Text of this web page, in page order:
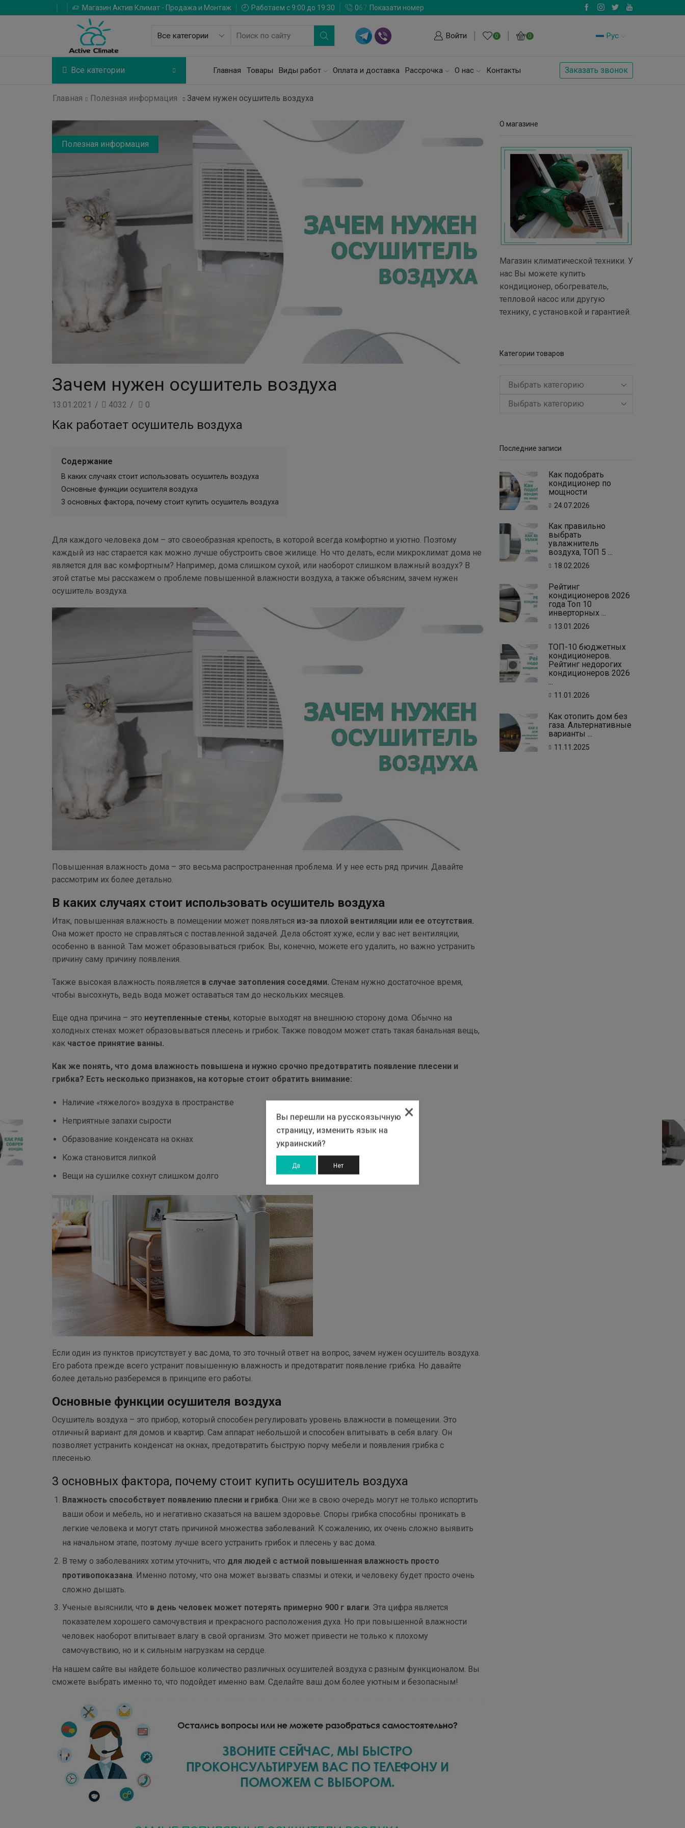
Магазин Актив Климат - Продажа и Монтаж Работаем с 9:00 до 19:30 067 Показати номер
Войти 0 0 Рус
Все категории Главная Товары Виды работ Оплата и доставка Рассрочка О нас Контакты Заказать звонок
Главная Полезная информация Зачем нужен осушитель воздуха
Полезная информация
Зачем нужен осушитель воздуха
13.01.2021 / 4032 / 0
Как работает осушитель воздуха
Содержание
В каких случаях стоит использовать осушитель воздуха
Основные функции осушителя воздуха
3 основных фактора, почему стоит купить осушитель воздуха
Для каждого человека дом – это своеобразная крепость, в которой всегда комфортно и уютно. Поэтому
каждый из нас старается как можно лучше обустроить свое жилище. Но что делать, если микроклимат дома не
является для вас комфортным? Например, дома слишком сухой, или наоборот слишком влажный воздух? В
этой статье мы расскажем о проблеме повышенной влажности воздуха, а также объясним, зачем нужен
осушитель воздуха.
Повышенная влажность дома – это весьма распространенная проблема. И у нее есть ряд причин. Давайте
рассмотрим их более детально.
В каких случаях стоит использовать осушитель воздуха
Итак, повышенная влажность в помещении может появляться из-за плохой вентиляции или ее отсутствия.
Она может просто не справляться с поставленной задачей. Дела обстоят хуже, если у вас нет вентиляции,
особенно в ванной. Там может образовываться грибок. Вы, конечно, можете его удалить, но важно устранить
причину саму причину появления.
Также высокая влажность появляется в случае затопления соседями. Стенам нужно достаточное время,
чтобы высохнуть, ведь вода может оставаться там до нескольких месяцев.
Еще одна причина – это неутепленные стены, которые выходят на внешнюю сторону дома. Обычно на
холодных стенах может образовываться плесень и грибок. Также поводом может стать такая банальная вещь,
как частое принятие ванны.
Как же понять, что дома влажность повышена и нужно срочно предотвратить появление плесени и
грибка? Есть несколько признаков, на которые стоит обратить внимание:
Наличие «тяжелого» воздуха в пространстве
Неприятные запахи сырости
Образование конденсата на окнах
Кожа становится липкой
Вещи на сушилке сохнут слишком долго
Если один из пунктов присутствует у вас дома, то это точный ответ на вопрос, зачем нужен осушитель воздуха.
Его работа прежде всего устранит повышенную влажность и предотвратит появление грибка. Но давайте
более детально разберемся в принципе его работы.
Основные функции осушителя воздуха
Осушитель воздуха – это прибор, который способен регулировать уровень влажности в помещении. Это
отличный вариант для домов и квартир. Сам аппарат небольшой и способен впитывать в себя влагу. Он
позволяет устранить конденсат на окнах, предотвратить быструю порчу мебели и появления грибка с
плесенью.
3 основных фактора, почему стоит купить осушитель воздуха
Влажность способствует появлению плесни и грибка . Они же в свою очередь могут не только испортить
ваши обои и мебель, но и негативно сказаться на вашем здоровье. Споры грибка способны проникать в
легкие человека и могут стать причиной множества заболеваний. К сожалению, их очень сложно выявить
на начальном этапе, поэтому лучше всего устранить грибок и плесень у вас дома.
В тему о заболеваниях хотим уточнить, что для людей с астмой повышенная влажность просто
противопоказана . Именно потому, что она может вызвать спазмы и отеки, и человеку будет просто очень
сложно дышать.
Ученые выяснили, что в день человек может потерять примерно 900 г влаги. Эта цифра является
показателем хорошего самочувствия и прекрасного расположения духа. Но при повышенной влажности
человек наоборот впитывает влагу в свой организм. Это может привести не только к плохому
самочувствию, но и к сильным нагрузкам на сердце.
На нашем сайте вы найдете большое количество различных осушителей воздуха с разным функционалом. Вы
сможете выбрать именно то, что подойдет именно вам. Сделайте ваш дом более уютным и безопасным!
О магазине
Магазин климатической техники. У
нас Вы можете купить
кондиционер, обогреватель,
тепловой насос или другую
технику, с установкой и гарантией.
Категории товаров
Выбрать категорию
Последние записи
Как подобрать
кондиционер по
мощности
24.07.2026
Как правильно
выбрать
увлажнитель
воздуха, ТОП 5 ...
18.02.2026
Рейтинг
кондиционеров 2026
года Топ 10
инверторных ...
13.01.2026
ТОП-10 бюджетных
кондиционеров.
Рейтинг недорогих
кондиционеров 2026
...
11.01.2026
Как отопить дом без
газа. Альтернативные
варианты ...
11.11.2025
×
Вы перешли на русскоязычную
страницу, изменить язык на
украинский?
Да Нет